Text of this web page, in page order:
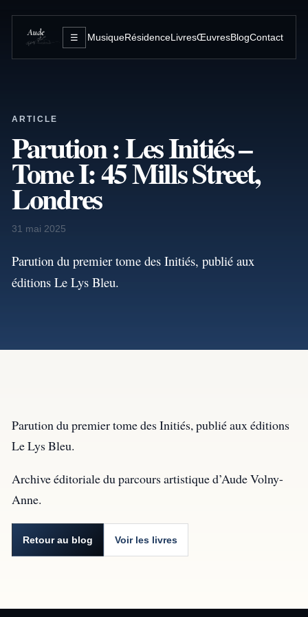
☰ MusiqueRésidenceLivresŒuvresBlogContact
ARTICLE
Parution : Les Initiés –
Tome I: 45 Mills Street,
Londres
31 mai 2025
Parution du premier tome des Initiés, publié aux
éditions Le Lys Bleu.
Parution du premier tome des Initiés, publié aux éditions
Le Lys Bleu.
Archive éditoriale du parcours artistique d’Aude Volny-
Anne.
Retour au blog Voir les livres